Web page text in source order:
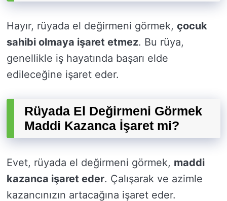
Hayır, rüyada el değirmeni görmek, çocuk
sahibi olmaya işaret etmez. Bu rüya,
genellikle iş hayatında başarı elde
edileceğine işaret eder.
Rüyada El Değirmeni Görmek
Maddi Kazanca İşaret mi?
Evet, rüyada el değirmeni görmek, maddi
kazanca işaret eder. Çalışarak ve azimle
kazancınızın artacağına işaret eder.